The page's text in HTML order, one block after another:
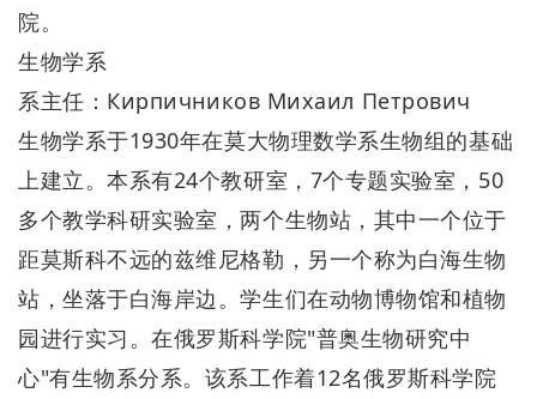
院。
生物学系
系主任：Кирпичников Михаил Петрович
生物学系于1930年在莫大物理数学系生物组的基础
上建立。本系有24个教研室，7个专题实验室，50
多个教学科研实验室，两个生物站，其中一个位于
距莫斯科不远的兹维尼格勒，另一个称为白海生物
站，坐落于白海岸边。学生们在动物博物馆和植物
园进行实习。在俄罗斯科学院"普奥生物研究中
心"有生物系分系。该系工作着12名俄罗斯科学院